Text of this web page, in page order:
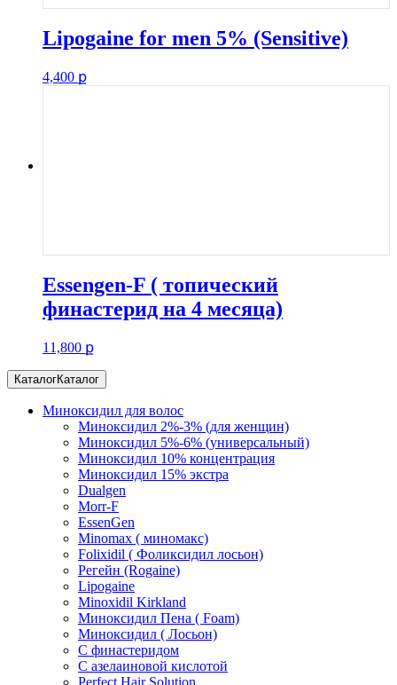
Lipogaine for men 5% (Sensitive)
4,400 ք
Essengen-F ( топический
финастерид на 4 месяца)
11,800 ք
КаталогКаталог
Миноксидил для волос
Миноксидил 2%-3% (для женщин)
Миноксидил 5%-6% (универсальный)
Миноксидил 10% концентрация
Миноксидил 15% экстра
Dualgen
Morr-F
EssenGen
Minomax ( миномакс)
Folixidil ( Фоликсидил лосьон)
Регейн (Rogaine)
Lipogaine
Minoxidil Kirkland
Миноксидил Пена ( Foam)
Миноксидил ( Лосьон)
С финастеридом
C азелаиновой кислотой
Perfect Hair Solution